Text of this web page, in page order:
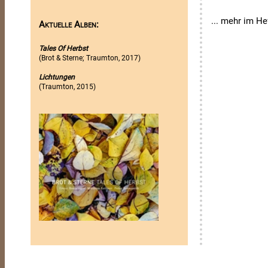
Aktuelle Alben:
Tales Of Herbst
(Brot & Sterne; Traumton, 2017)
Lichtungen
(Traumton, 2015)
... mehr im